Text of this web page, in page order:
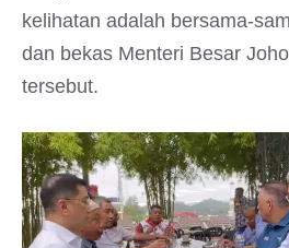
kelihatan adalah bersama-
dan bekas Menteri Besar
tersebut.